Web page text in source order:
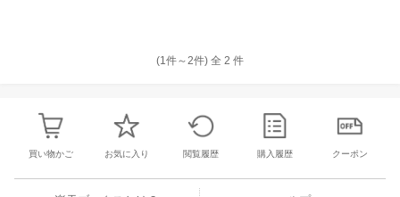
(1件～2件) 全 2 件
買い物かご お気に入り 閲覧履歴 購入履歴 クーポン